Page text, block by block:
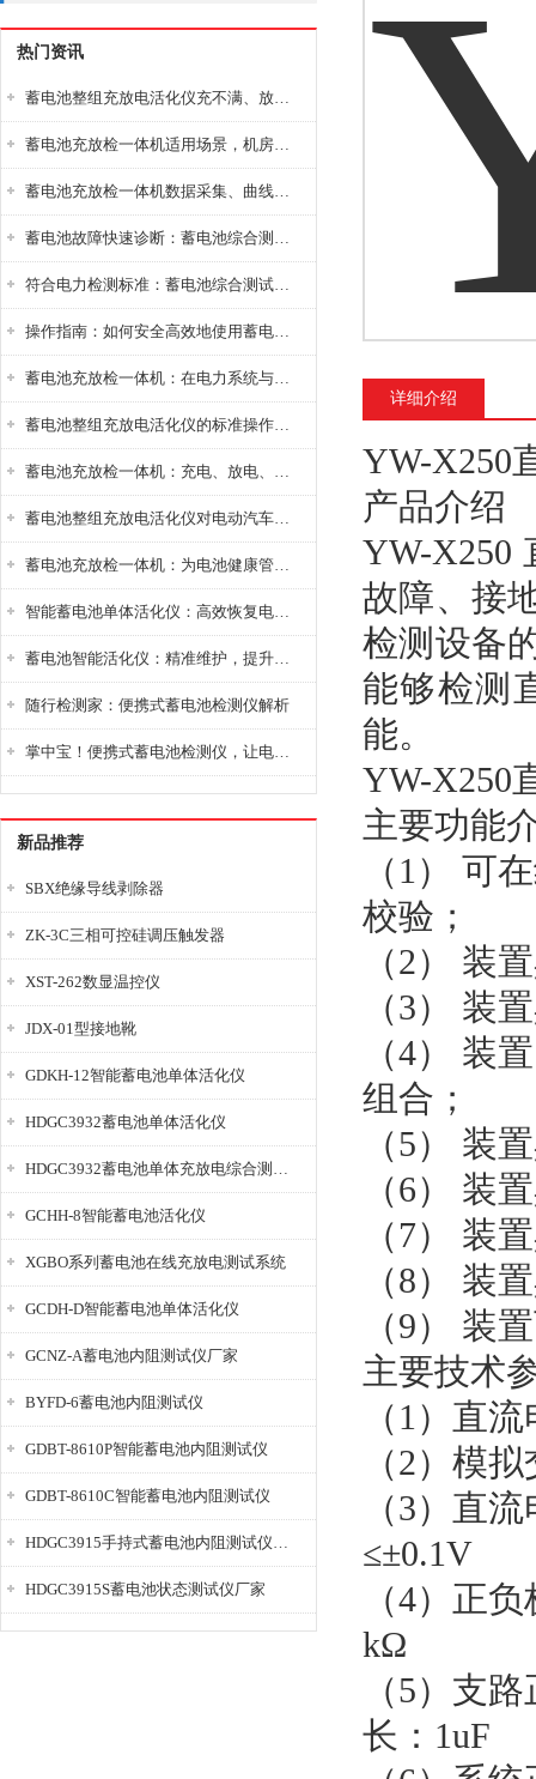
热门资讯
蓄电池整组充放电活化仪充不满、放不完怎么办？
蓄电池充放检一体机适用场景，机房基站变电站铅酸蓄电池维护检测应用
蓄电池充放检一体机数据采集、曲线分析与电池健康状态智能评估功能详解
蓄电池故障快速诊断：蓄电池综合测试仪判断落后电池的方法与标准
符合电力检测标准：蓄电池综合测试仪测试规范与精度校准方法详解
操作指南：如何安全高效地使用蓄电池智能活化仪？
蓄电池充放检一体机：在电力系统与储能设备中的创新应用，确保蓄电池性能与可靠性
蓄电池整组充放电活化仪的标准操作流程：从接线设置到充放电参数设定的安全规范
蓄电池充放检一体机：充电、放电、检测三功能集成设备
蓄电池整组充放电活化仪对电动汽车电池有帮助吗？
蓄电池充放检一体机：为电池健康管理提供一站式解决方案
智能蓄电池单体活化仪：高效恢复电池性能，延长蓄电池使用寿命
蓄电池智能活化仪：精准维护，提升电池健康状态
随行检测家：便携式蓄电池检测仪解析
掌中宝！便携式蓄电池检测仪，让电池检测变得简单又快捷！
新品推荐
SBX绝缘导线剥除器
ZK-3C三相可控硅调压触发器
XST-262数显温控仪
JDX-01型接地靴
GDKH-12智能蓄电池单体活化仪
HDGC3932蓄电池单体活化仪
HDGC3932蓄电池单体充放电综合测试仪
GCHH-8智能蓄电池活化仪
XGBO系列蓄电池在线充放电测试系统
GCDH-D智能蓄电池单体活化仪
GCNZ-A蓄电池内阻测试仪厂家
BYFD-6蓄电池内阻测试仪
GDBT-8610P智能蓄电池内阻测试仪
GDBT-8610C智能蓄电池内阻测试仪
HDGC3915手持式蓄电池内阻测试仪厂家
HDGC3915S蓄电池状态测试仪厂家
详细介绍
YW-X250
产品介绍
YW-X250
故障、接
检测设备
能够检测
能。
YW-X250
主要功能
（1） 可
校验；
（2） 装
（3） 装
（4） 装
组合；
（5） 装
（6） 装
（7） 装
（8） 装
（9） 装
主要技术
（1）直
（2）模
（3）直
≤±0.1V
（4）正
kΩ
（5）支
长：1uF